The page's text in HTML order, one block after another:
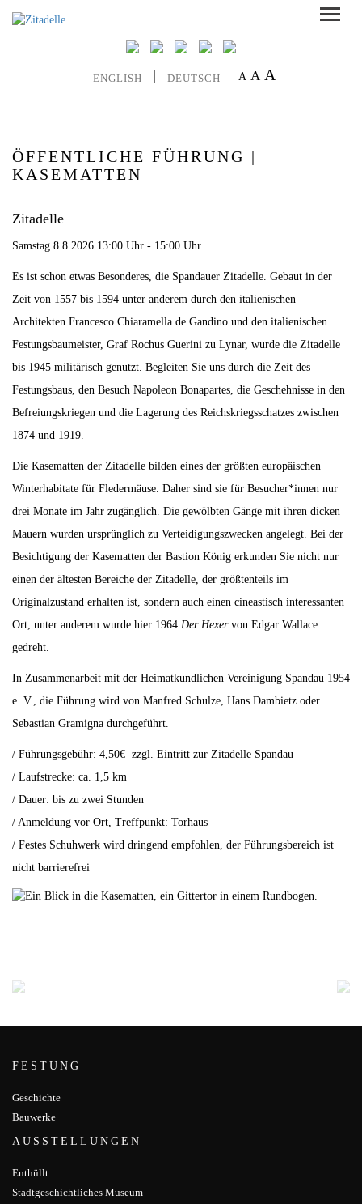
ENGLISH DEUTSCH A A A
ÖFFENTLICHE FÜHRUNG |
KASEMATTEN
Zitadelle
Samstag 8.8.2026 13:00 Uhr - 15:00 Uhr
Es ist schon etwas Besonderes, die Spandauer Zitadelle. Gebaut in der
Zeit von 1557 bis 1594 unter anderem durch den italienischen
Architekten Francesco Chiaramella de Gandino und den italienischen
Festungsbaumeister, Graf Rochus Guerini zu Lynar, wurde die Zitadelle
bis 1945 militärisch genutzt. Begleiten Sie uns durch die Zeit des
Festungsbaus, den Besuch Napoleon Bonapartes, die Geschehnisse in den
Befreiungskriegen und die Lagerung des Reichskriegsschatzes zwischen
1874 und 1919.
Die Kasematten der Zitadelle bilden eines der größten europäischen
Winterhabitate für Fledermäuse. Daher sind sie für Besucher*innen nur
drei Monate im Jahr zugänglich. Die gewölbten Gänge mit ihren dicken
Mauern wurden ursprünglich zu Verteidigungszwecken angelegt. Bei der
Besichtigung der Kasematten der Bastion König erkunden Sie nicht nur
einen der ältesten Bereiche der Zitadelle, der größtenteils im
Originalzustand erhalten ist, sondern auch einen cineastisch interessanten
Ort, unter anderem wurde hier 1964 Der Hexervon Edgar Wallace
gedreht.
In Zusammenarbeit mit der Heimatkundlichen Vereinigung Spandau 1954
e. V., die Führung wird von Manfred Schulze, Hans Dambietz oder
Sebastian Gramigna durchgeführt.
/ Führungsgebühr: 4,50€ zzgl. Eintritt zur Zitadelle Spandau
/ Laufstrecke: ca. 1,5 km
/ Dauer: bis zu zwei Stunden
/ Anmeldung vor Ort, Treffpunkt: Torhaus
/ Festes Schuhwerk wird dringend empfohlen, der Führungsbereich ist
nicht barrierefrei
FESTUNG
Geschichte
Bauwerke
AUSSTELLUNGEN
Enthüllt
Stadtgeschichtliches Museum